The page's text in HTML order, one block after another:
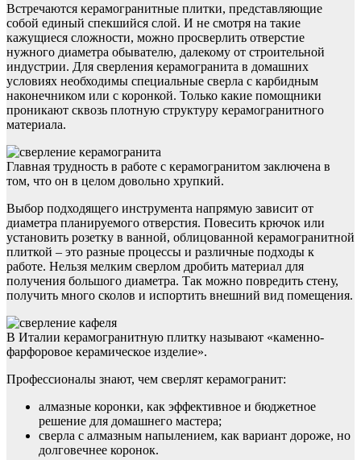
Встречаются керамогранитные плитки, представляющие
собой единый спекшийся слой. И не смотря на такие
кажущиеся сложности, можно просверлить отверстие
нужного диаметра обывателю, далекому от строительной
индустрии. Для сверления керамогранита в домашних
условиях необходимы специальные сверла с карбидным
наконечником или с коронкой. Только какие помощники
проникают сквозь плотную структуру керамогранитного
материала.
Главная трудность в работе с керамогранитом заключена в
том, что он в целом довольно хрупкий.
Выбор подходящего инструмента напрямую зависит от
диаметра планируемого отверстия. Повесить крючок или
установить розетку в ванной, облицованной керамогранитной
плиткой – это разные процессы и различные подходы к
работе. Нельзя мелким сверлом дробить материал для
получения большого диаметра. Так можно повредить стену,
получить много сколов и испортить внешний вид помещения.
В Италии керамогранитную плитку называют «каменно-
фарфоровое керамическое изделие».
Профессионалы знают, чем сверлят керамогранит:
алмазные коронки, как эффективное и бюджетное
решение для домашнего мастера;
сверла с алмазным напылением, как вариант дороже, но
долговечнее коронок.